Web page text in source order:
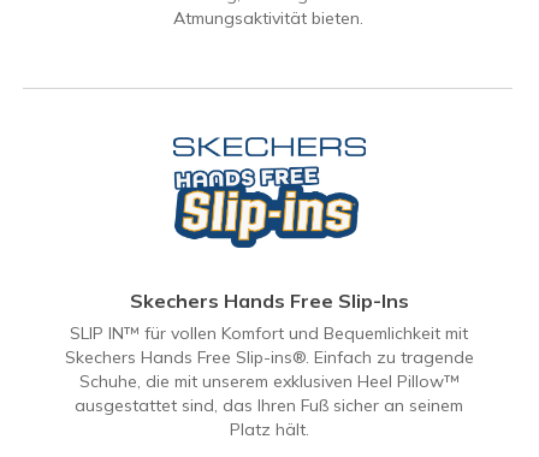
Atmungsaktivität bieten.
Skechers Hands Free Slip-Ins
SLIP IN™ für vollen Komfort und Bequemlichkeit mit
Skechers Hands Free Slip-ins®. Einfach zu tragende
Schuhe, die mit unserem exklusiven Heel Pillow™
ausgestattet sind, das Ihren Fuß sicher an seinem
Platz hält.